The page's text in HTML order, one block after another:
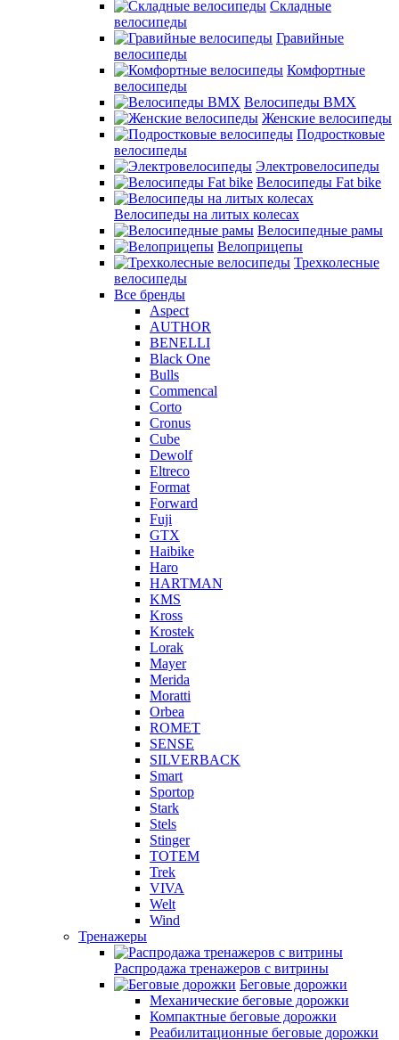
Складные
велосипеды
Гравийные
велосипеды
Комфортные
велосипеды
Велосипеды BMX
Женские велосипеды
Подростковые
велосипеды
Электровелосипеды
Велосипеды Fat bike
Велосипеды на литых колесах
Велосипедные рамы
Велоприцепы
Трехколесные
велосипеды
Все бренды
Aspect
AUTHOR
BENELLI
Black One
Bulls
Commencal
Corto
Cronus
Cube
Dewolf
Eltreco
Format
Forward
Fuji
GTX
Haibike
Haro
HARTMAN
KMS
Kross
Krostek
Lorak
Mayer
Merida
Moratti
Orbea
ROMET
SENSE
SILVERBACK
Smart
Sportop
Stark
Stels
Stinger
TOTEM
Trek
VIVA
Welt
Wind
Тренажеры
Распродажа тренажеров с витрины
Беговые дорожки
Механические беговые дорожки
Компактные беговые дорожки
Реабилитационные беговые дорожки